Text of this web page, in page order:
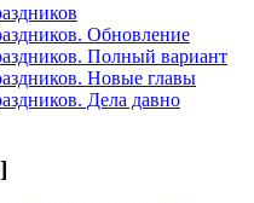
Обновление
Полный вариант
Новые главы
Дела давно